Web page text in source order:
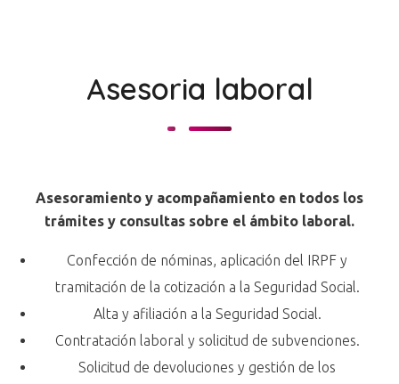
Asesoria laboral
Asesoramiento y acompañamiento en todos los
trámites y consultas sobre el ámbito laboral.
Confección de nóminas, aplicación del IRPF y
tramitación de la cotización a la Seguridad Social.
Alta y afiliación a la Seguridad Social.
Contratación laboral y solicitud de subvenciones.
Solicitud de devoluciones y gestión de los